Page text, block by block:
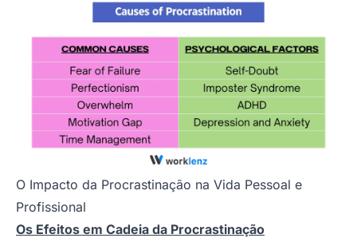
O Impacto da Procrastinação na Vida Pessoal e
Profissional
Os Efeitos em Cadeia da Procrastinação